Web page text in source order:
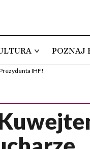
POZNAJ
IHF!